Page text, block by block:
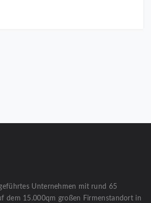
Unternehmen mit rund 65
dem 15.000qm großen Firmenstandort in